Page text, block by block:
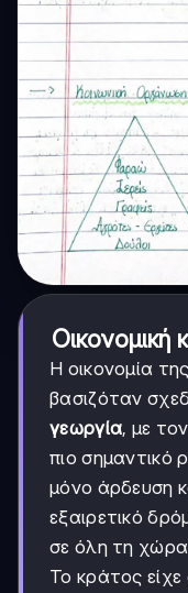
Οικονομική
Η οικονομία
βασιζόταν
γεωργία, με τον
πιο σημαντικό
μόνο άρδευση
εξαιρετικό
σε όλη τη
Το κράτος